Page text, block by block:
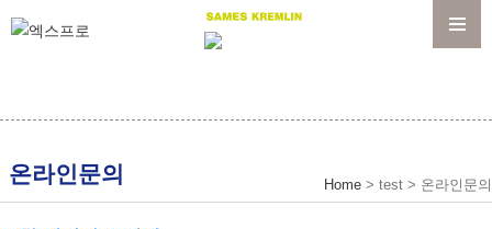
온라인문의 Home > test > 온라인문의